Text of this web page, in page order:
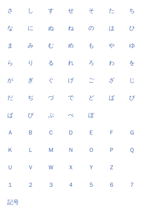
さ し す せ そ た ち
な に ぬ ね の は ひ
ま み む め も や ゆ
ら り る れ ろ わ を
が ぎ ぐ げ ご ざ じ
だ ぢ づ で ど ば び
ぱ ぴ ぷ ぺ ぽ
Ａ Ｂ Ｃ Ｄ Ｅ Ｆ Ｇ
Ｋ Ｌ Ｍ Ｎ Ｏ Ｐ Ｑ
Ｕ Ｖ Ｗ Ｘ Ｙ Ｚ
１ ２ ３ ４ ５ ６ ７
記号